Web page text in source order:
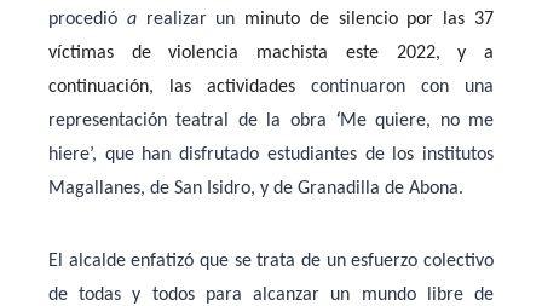
procedió a realizar un minuto de silencio por las 37
víctimas de violencia machista este 2022, y a
continuación, las actividades continuaron con una
representación teatral de la obra ‘Me quiere, no me
hiere’, que han disfrutado estudiantes de los institutos
Magallanes, de San Isidro, y de Granadilla de Abona.
El alcalde enfatizó que se trata de un esfuerzo colectivo
de todas y todos para alcanzar un mundo libre de